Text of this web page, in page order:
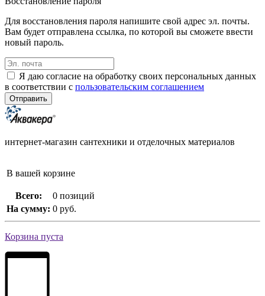
Для восстановления пароля напишите свой адрес эл. почты.
Вам будет отправлена ссылка, по которой вы сможете ввести
новый пароль.
Я даю согласие на обработку своих персональных данных
в соответствии с пользовательским соглашением
интернет-магазин сантехники и отделочных материалов
В вашей корзине
Всего:
0 позиций
На сумму: 0 руб.
Корзина пуста